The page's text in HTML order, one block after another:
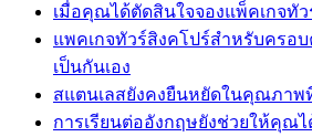
เมื่อคุณได้ตัดสินใจจองแพ็คเกจทัว
แพคเกจทัวร์สิงคโปร์สำหรับครอ
เป็นกันเอง
สแตนเลสยังคงยืนหยัดในคุณภาพ
การเรียนต่ออังกฤษยังช่วยให้คุณ